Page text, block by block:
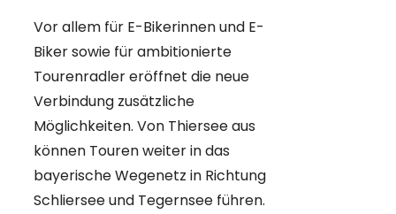
Vor allem für E-Bikerinnen und E-
Biker sowie für ambitionierte
Tourenradler eröffnet die neue
Verbindung zusätzliche
Möglichkeiten. Von Thiersee aus
können Touren weiter in das
bayerische Wegenetz in Richtung
Schliersee und Tegernsee führen.